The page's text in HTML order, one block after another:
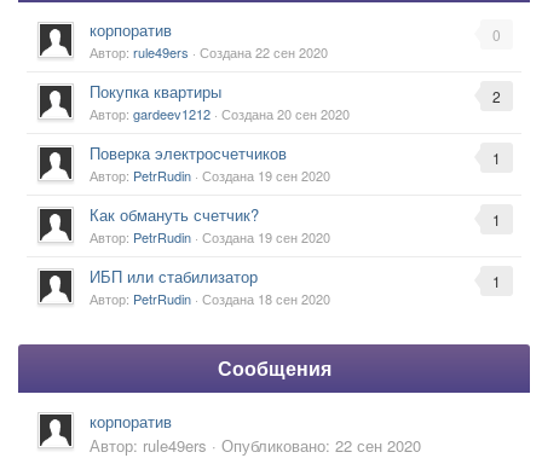
0
корпоратив
Автор: rule49ers · Создана22 сен 2020
2
Покупка квартиры
Автор: gardeev1212 · Создана20 сен 2020
1
Поверка электросчетчиков
Автор: PetrRudin · Создана 19 сен 2020
1
Как обмануть счетчик?
Автор: PetrRudin · Создана 19 сен 2020
1
ИБП или стабилизатор
Автор: PetrRudin · Создана 18 сен 2020
Сообщения
корпоратив
Автор: rule49ers · Опубликовано: 22 сен 2020